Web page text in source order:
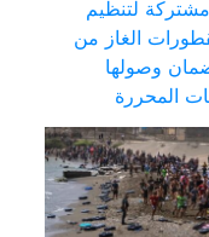
لتنظيم
الغاز من
وصولها
المحررة